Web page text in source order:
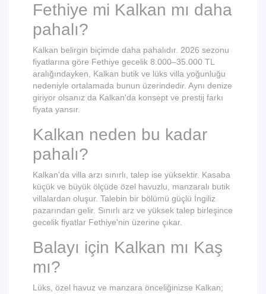
Fethiye mi Kalkan mı daha
pahalı?
Kalkan belirgin biçimde daha pahalıdır. 2026 sezonu
fiyatlarına göre Fethiye gecelik 8.000–35.000 TL
aralığındayken, Kalkan butik ve lüks villa yoğunluğu
nedeniyle ortalamada bunun üzerindedir. Aynı denize
giriyor olsanız da Kalkan'da konsept ve prestij farkı
fiyata yansır.
Kalkan neden bu kadar
pahalı?
Kalkan'da villa arzı sınırlı, talep ise yüksektir. Kasaba
küçük ve büyük ölçüde özel havuzlu, manzaralı butik
villalardan oluşur. Talebin bir bölümü güçlü İngiliz
pazarından gelir. Sınırlı arz ve yüksek talep birleşince
gecelik fiyatlar Fethiye'nin üzerine çıkar.
Balayı için Kalkan mı Kaş
mı?
Lüks, özel havuz ve manzara önceliğinizse Kalkan;